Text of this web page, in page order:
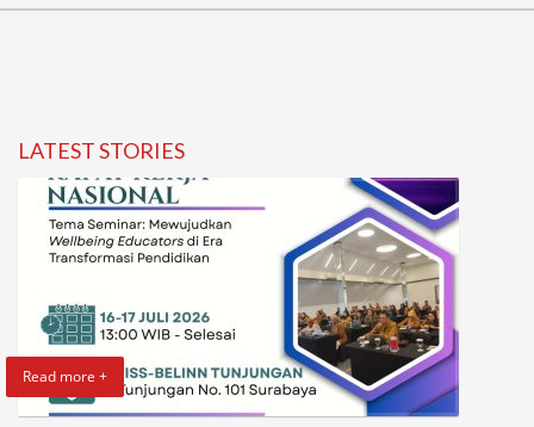
LATEST STORIES
Read more +